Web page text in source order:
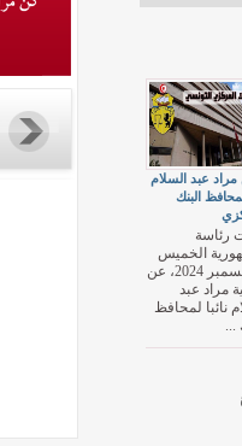
مراد عبد السلام
لمحافظ البنك
رئاسة
الخميس
05 ديسمبر 2024، عن
مراد عبد
نائبا لمحافظ
...